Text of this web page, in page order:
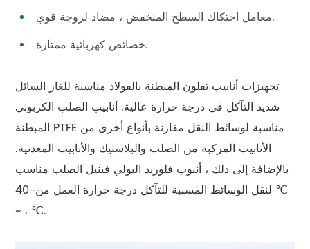
معامل احتكاك السطح المنخفض ، مضاد لزوجة قوي.
خصائص كهربائية ممتازة.
تجهيزات أنابيب تفلون المبطنة بالفولاذ مناسبة للغاز السائل
شديد التآكل في درجة حرارة عالية. أنابيب الصلب الكربوني
المبطنة PTFE مناسبة لوسائط النقل مقارنة بأنواع أخرى من
الأنابيب المركبة من الصلب والبلاستيك والأنابيب المعدنية.
بالإضافة إلى ذلك ، أنبوب فلوريد البولي فينيل الصلب مناسب
لنقل الوسائط المسببة للتآكل درجة حرارة العمل من-40 ℃
~ ، ℃.